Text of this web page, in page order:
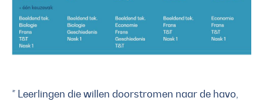
* Leerlingen die willen doorstromen naar de havo,